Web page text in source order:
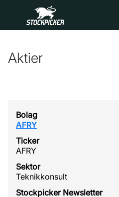
Gå till huvudinnehåll
Aktier
AFRY
AFRY
Teknikkonsult